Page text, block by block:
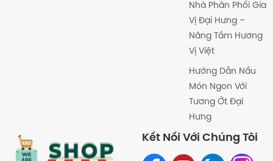
Nhà Phân Phối Gia
Vị Đại Hưng –
Nâng Tầm Hương
Vị Việt
Hướng Dẫn Nấu
Món Ngon Với
Tương Ớt Đại
Hưng
Kết Nối Với Chúng Tôi